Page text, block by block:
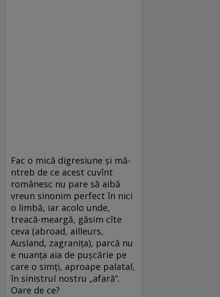
Fac o mică digresiune și mă-
ntreb de ce acest cuvînt
românesc nu pare să aibă
vreun sinonim perfect în nici
o limbă, iar acolo unde,
treacă-meargă, găsim cîte
ceva (abroad, ailleurs,
Ausland, zagranița), parcă nu
e nuanța aia de pușcărie pe
care o simți, aproape palatal,
în sinistrul nostru „afară“.
Oare de ce?